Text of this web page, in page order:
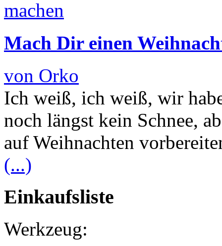
Mach Dir einen
von Orko
Ich weiß, ich weiß, wir
noch längst kein Schnee,
auf Weihnachten
(...)
Einkaufsliste
Werkzeug: